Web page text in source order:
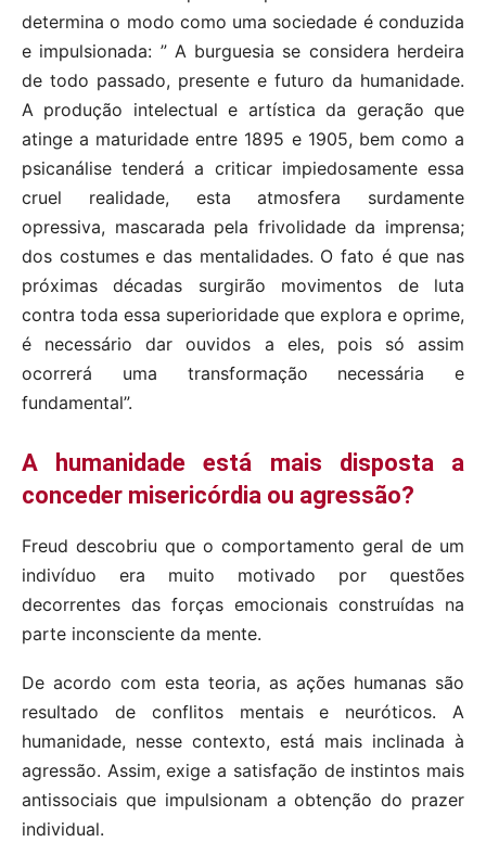
determina o modo como uma sociedade é conduzida
e impulsionada: ” A burguesia se considera herdeira
de todo passado, presente e futuro da humanidade.
A produção intelectual e artística da geração que
atinge a maturidade entre 1895 e 1905, bem como a
psicanálise tenderá a criticar impiedosamente essa
cruel realidade, esta atmosfera surdamente
opressiva, mascarada pela frivolidade da imprensa;
dos costumes e das mentalidades. O fato é que nas
próximas décadas surgirão movimentos de luta
contra toda essa superioridade que explora e oprime,
é necessário dar ouvidos a eles, pois só assim
ocorrerá uma transformação necessária e
fundamental”.
A humanidade está mais disposta a
conceder misericórdia ou agressão?
Freud descobriu que o comportamento geral de um
indivíduo era muito motivado por questões
decorrentes das forças emocionais construídas na
parte inconsciente da mente.
De acordo com esta teoria, as ações humanas são
resultado de conflitos mentais e neuróticos. A
humanidade, nesse contexto, está mais inclinada à
agressão. Assim, exige a satisfação de instintos mais
antissociais que impulsionam a obtenção do prazer
individual.